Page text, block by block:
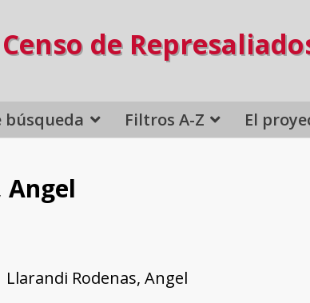
Censo de
búsqueda Filtros A-Z El
Angel
Llarandi Rodenas, Angel